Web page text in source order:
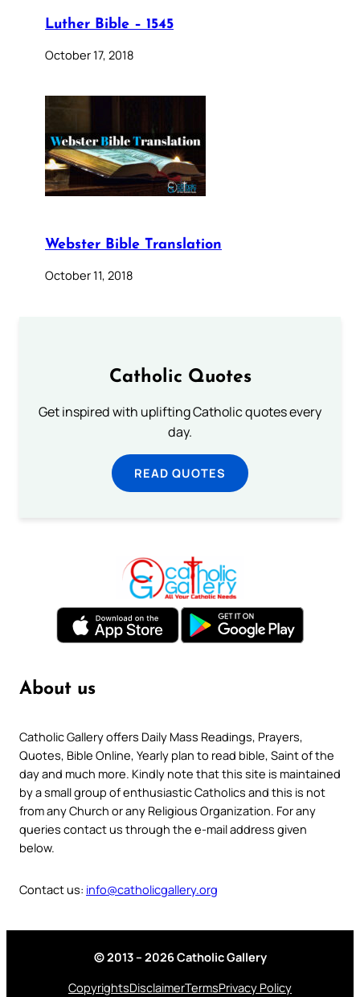
Luther Bible – 1545
October 17, 2018
Webster Bible Translation
October 11, 2018
Catholic Quotes
Get inspired with uplifting Catholic quotes every
day.
READ QUOTES
About us
Catholic Gallery offers Daily Mass Readings, Prayers,
Quotes, Bible Online, Yearly plan to read bible, Saint of the
day and much more. Kindly note that this site is maintained
by a small group of enthusiastic Catholics and this is not
from any Church or any Religious Organization. For any
queries contact us through the e-mail address given
below.
Contact us: info@catholicgallery.org
© 2013 – 2026 Catholic Gallery
CopyrightsDisclaimerTermsPrivacy Policy